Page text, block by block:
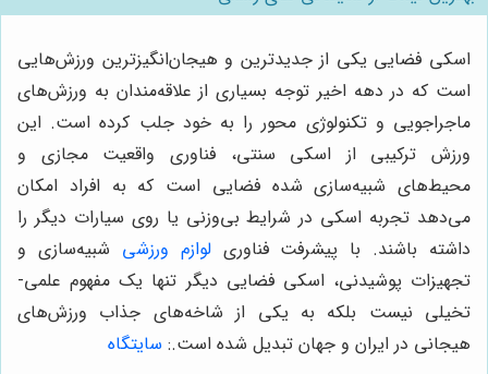
اسکی فضایی یکی از جدیدترین و هیجان‌انگیزترین ورزش‌هایی
است که در دهه اخیر توجه بسیاری از علاقه‌مندان به ورزش‌های
ماجراجویی و تکنولوژی محور را به خود جلب کرده است. این
ورزش ترکیبی از اسکی سنتی، فناوری واقعیت مجازی و
محیط‌های شبیه‌سازی شده فضایی است که به افراد امکان
می‌دهد تجربه اسکی در شرایط بی‌وزنی یا روی سیارات دیگر را
داشته باشند. با پیشرفت فناوریلوازم ورزشی شبیه‌سازی و
تجهیزات پوشیدنی، اسکی فضایی دیگر تنها یک مفهوم علمی-
تخیلی نیست بلکه به یکی از شاخه‌های جذاب ورزش‌های
هیجانی در ایران و جهان تبدیل شده است.: سایتگاه